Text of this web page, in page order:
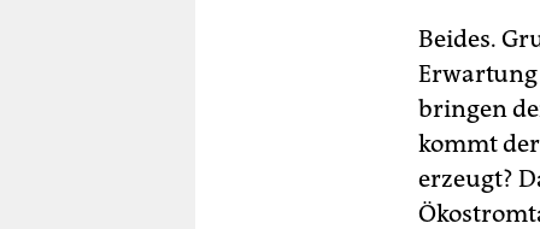
Beides.
Erwartung
bringen
kommt
erzeugt?